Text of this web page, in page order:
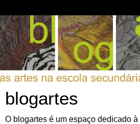
blogartes
O blogartes é um espaço dedicado